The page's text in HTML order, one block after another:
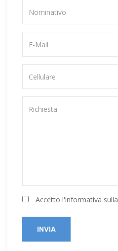
Accetto l'informativa sulla
INVIA